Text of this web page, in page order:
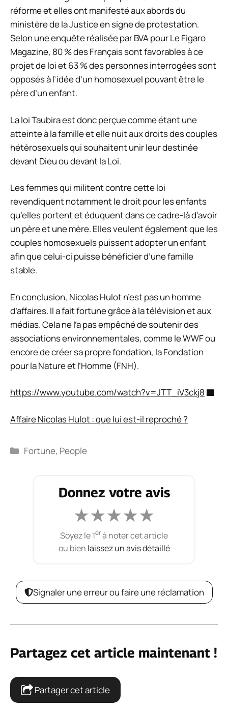
réforme et elles ont manifesté aux abords du
ministère de la Justice en signe de protestation.
Selon une enquête réalisée par BVA pour Le Figaro
Magazine, 80 % des Français sont favorables à ce
projet de loi et 63 % des personnes interrogées sont
opposés à l’idée d’un homosexuel pouvant être le
père d’un enfant.
La loi Taubira est donc perçue comme étant une
atteinte à la famille et elle nuit aux droits des couples
hétérosexuels qui souhaitent unir leur destinée
devant Dieu ou devant la Loi.
Les femmes qui militent contre cette loi
revendiquent notamment le droit pour les enfants
qu’elles portent et éduquent dans ce cadre-là d’avoir
un père et une mère. Elles veulent également que les
couples homosexuels puissent adopter un enfant
afin que celui-ci puisse bénéficier d’une famille
stable.
En conclusion, Nicolas Hulot n’est pas un homme
d’affaires. Il a fait fortune grâce à la télévision et aux
médias. Cela ne l’a pas empêché de soutenir des
associations environnementales, comme le WWF ou
encore de créer sa propre fondation, la Fondation
pour la Nature et l’Homme (FNH).
https://www.youtube.com/watch?v=JTT_iV3ckj8
Affaire Nicolas Hulot : que lui est-il reproché ?
Catégories
Fortune, People
Donnez votre avis
★★★★★
Soyez le 1erà noter cet article
ou bien laissez un avis détaillé
Signaler une erreur ou faire une réclamation
Partagez cet article maintenant !
Partager cet article